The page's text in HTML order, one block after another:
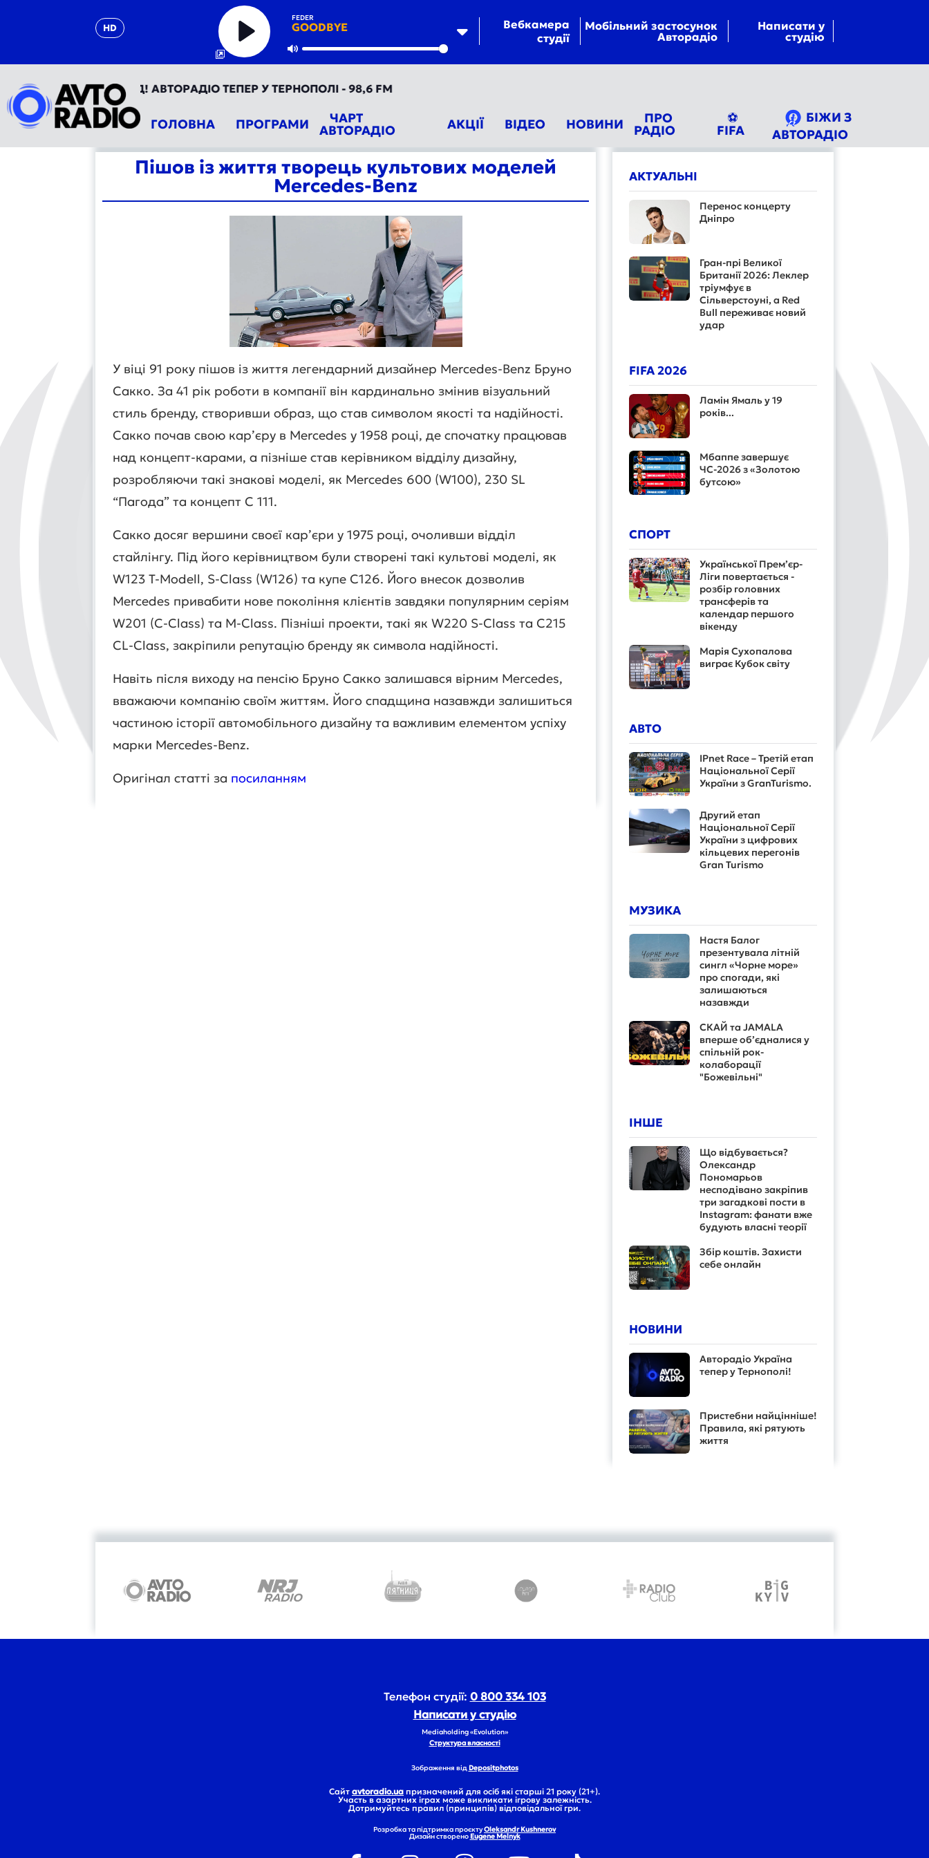
HD
FEDER
GOODBYE
Play
Mute
Вебкамера
студії
Мобільний застосунок
Авторадіо
Написати у
студію
- ТВІЙ РУХ ВПЕРЕД! АВТОРАДІО ТЕПЕР У ТЕРНОПОЛІ - 98,6 FM
ГОЛОВНА ПРОГРАМИ ЧАРТ
АВТОРАДІО АКЦІЇ ВІДЕО НОВИНИ ПРО
РАДІО
⚽
FIFA
БІЖИ З
АВТОРАДІО
Пішов із життя творець культових моделей
Mercedes-Benz
У віці 91 року пішов із життя легендарний дизайнер Mercedes-Benz Бруно
Сакко. За 41 рік роботи в компанії він кардинально змінив візуальний
стиль бренду, створивши образ, що став символом якості та надійності.
Сакко почав свою кар’єру в Mercedes у 1958 році, де спочатку працював
над концепт-карами, а пізніше став керівником відділу дизайну,
розробляючи такі знакові моделі, як Mercedes 600 (W100), 230 SL
“Пагода” та концепт C 111.
Сакко досяг вершини своєї кар’єри у 1975 році, очоливши відділ
стайлінгу. Під його керівництвом були створені такі культові моделі, як
W123 T-Modell, S-Class (W126) та купе C126. Його внесок дозволив
Mercedes привабити нове покоління клієнтів завдяки популярним серіям
W201 (C-Class) та M-Class. Пізніші проекти, такі як W220 S-Class та C215
CL-Class, закріпили репутацію бренду як символа надійності.
Навіть після виходу на пенсію Бруно Сакко залишався вірним Mercedes,
вважаючи компанію своїм життям. Його спадщина назавжди залишиться
частиною історії автомобільного дизайну та важливим елементом успіху
марки Mercedes-Benz.
Оригінал статті за посиланням
АКТУАЛЬНІ
Перенос концерту
Дніпро
Гран-прі Великої
Британії 2026: Леклер
тріумфує в
Сільверстоуні, а Red
Bull переживає новий
удар
FIFA 2026
Ламін Ямаль у 19
років...
Мбаппе завершує
ЧС-2026 з «Золотою
бутсою»
СПОРТ
Української Прем’єр-
Ліги повертається -
розбір головних
трансферів та
календар першого
вікенду
Марія Сухопалова
виграє Кубок світу
АВТО
IPnet Race – Третій етап
Національної Серії
України з GranTurismo.
Другий етап
Національної Серії
України з цифрових
кільцевих перегонів
Gran Turismo
МУЗИКА
Настя Балог
презентувала літній
сингл «Чорне море»
про спогади, які
залишаються
назавжди
СКАЙ та JAMALA
вперше об’єдналися у
спільній рок-
колаборації
"Божевільні"
ІНШЕ
Що відбувається?
Олександр
Пономарьов
несподівано закріпив
три загадкові пости в
Instagram: фанати вже
будують власні теорії
Збір коштів. Захисти
себе онлайн
НОВИНИ
Авторадіо Україна
тепер у Тернополі!
Пристебни найцінніше!
Правила, які рятують
життя
Телефон студії: 0 800 334 103
Написати у студію
Mediaholding «Evolution»
Структура власності
Зображення відDepositphotos
Сайт avtoradio.ua призначений для осіб які старші 21 року (21+).
Участь в азартних іграх може викликати ігрову залежність.
Дотримуйтесь правил (принципів) відповідальної гри.
Розробка та підтримка проєктуOleksandr Kushnerov
Дизайн створеноEugene Melnyk